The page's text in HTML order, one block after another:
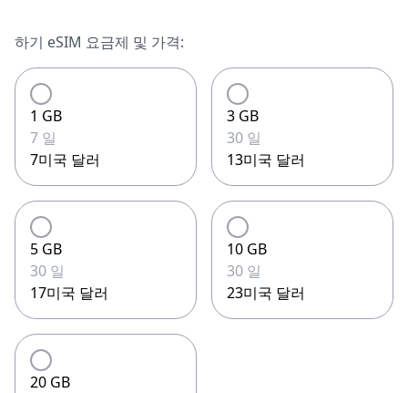
하기 eSIM 요금제 및 가격:
1 GB
7 일
7미국 달러
3 GB
30 일
13미국 달러
5 GB
30 일
17미국 달러
10 GB
30 일
23미국 달러
20 GB